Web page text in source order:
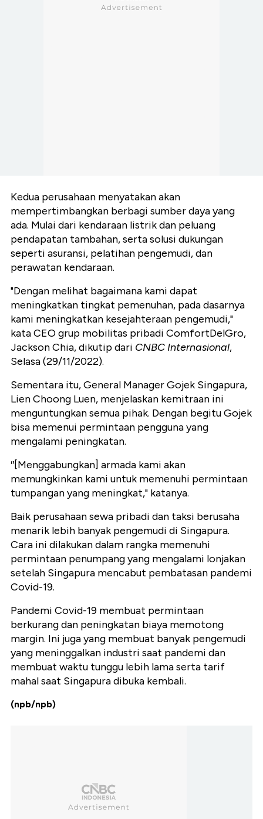
Kedua perusahaan menyatakan akan
mempertimbangkan berbagi sumber daya yang
ada. Mulai dari kendaraan listrik dan peluang
pendapatan tambahan, serta solusi dukungan
seperti asuransi, pelatihan pengemudi, dan
perawatan kendaraan.
"Dengan melihat bagaimana kami dapat
meningkatkan tingkat pemenuhan, pada dasarnya
kami meningkatkan kesejahteraan pengemudi,"
kata CEO grup mobilitas pribadi ComfortDelGro,
Jackson Chia, dikutip dari CNBC Internasional,
Selasa (29/11/2022).
Sementara itu, General Manager Gojek Singapura,
Lien Choong Luen, menjelaskan kemitraan ini
menguntungkan semua pihak. Dengan begitu Gojek
bisa memenui permintaan pengguna yang
mengalami peningkatan.
″[Menggabungkan] armada kami akan
memungkinkan kami untuk memenuhi permintaan
tumpangan yang meningkat," katanya.
Baik perusahaan sewa pribadi dan taksi berusaha
menarik lebih banyak pengemudi di Singapura.
Cara ini dilakukan dalam rangka memenuhi
permintaan penumpang yang mengalami lonjakan
setelah Singapura mencabut pembatasan pandemi
Covid-19.
Pandemi Covid-19 membuat permintaan
berkurang dan peningkatan biaya memotong
margin. Ini juga yang membuat banyak pengemudi
yang meninggalkan industri saat pandemi dan
membuat waktu tunggu lebih lama serta tarif
mahal saat Singapura dibuka kembali.
(npb/npb)